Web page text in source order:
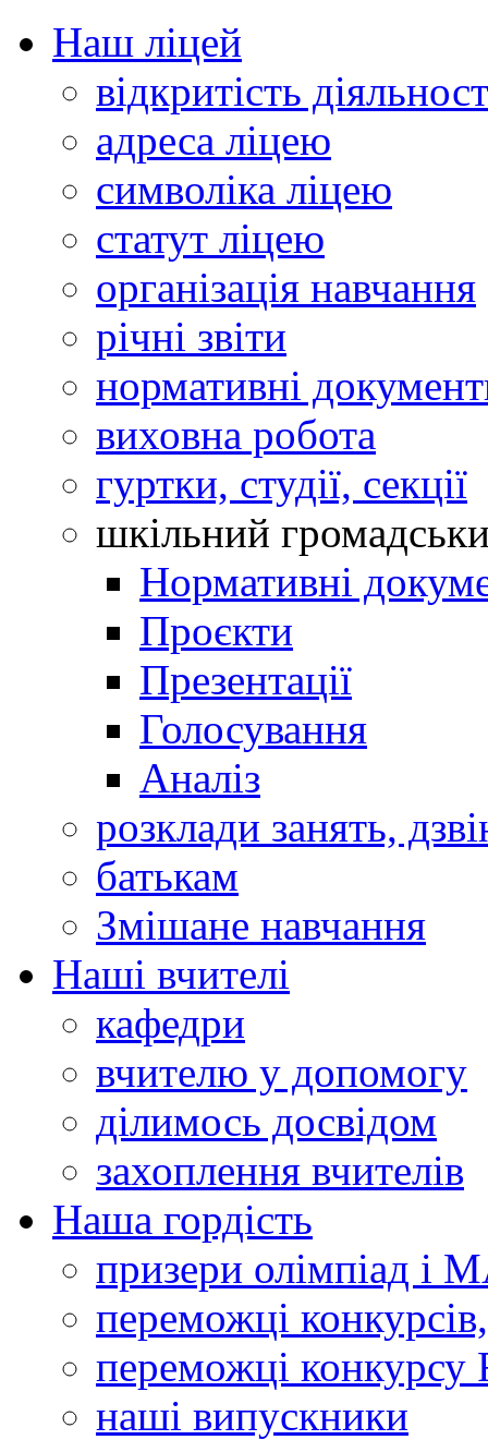
Наш ліцей
відкритість
адреса ліцею
символіка ліцею
статут ліцею
організація навчання
річні звіти
нормативні
виховна робота
гуртки, студії, секції
шкільний
Нормативні
Проєкти
Презентації
Голосування
Аналіз
розклади занять,
батькам
Змішане навчання
Наші вчителі
кафедри
вчителю у допомогу
ділимось досвідом
захоплення вчителів
Наша гордість
призери олімпіад і
переможці
переможці конкурсу
наші випускники